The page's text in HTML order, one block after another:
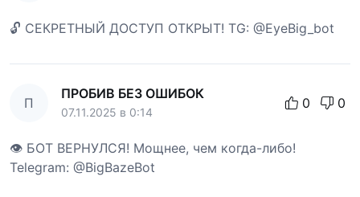
🔓 СЕКРЕТНЫЙ ДОСТУП ОТКРЫТ! TG: @EyeBig_bot
П
ПРОБИВ БЕЗ ОШИБОК
07.11.2025 в 0:14
0 0
👁 БОТ ВЕРНУЛСЯ! Мощнее, чем когда-либо!
Telegram: @BigBazeBot